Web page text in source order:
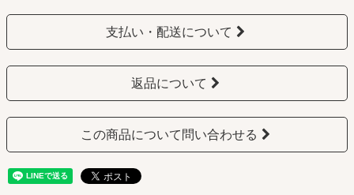
支払い・配送について
返品について
この商品について問い合わせる